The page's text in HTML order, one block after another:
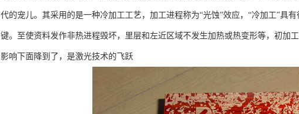
代的宠儿。其采用的是一种冷加工工艺，加工进程称为“光蚀”效应，“冷加工”具
键。至使资料发作非热进程毁坏，里层和左近区域不发生加热或热变形等，初加
影响下面降到了，是激光技术的飞跃